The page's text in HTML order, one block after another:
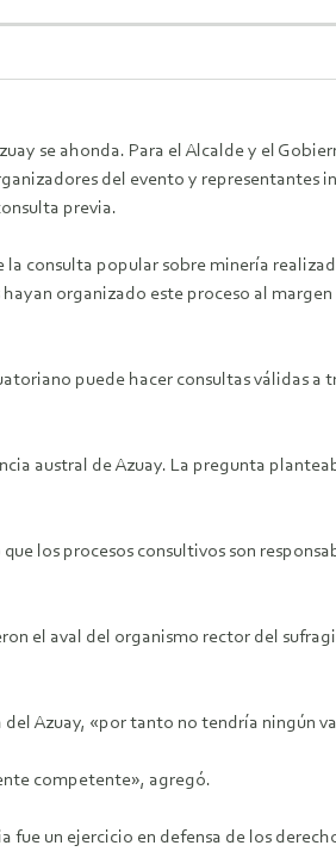
se ahonda. Para el Alcalde y el
del evento y representantes
previa.
consulta popular sobre minería
organizado este proceso al margen
puede hacer consultas válidas a
austral de Azuay. La pregunta
los procesos consultivos son
el aval del organismo rector del
Azuay, «por tanto no tendría ningún
competente», agregó.
un ejercicio en defensa de los